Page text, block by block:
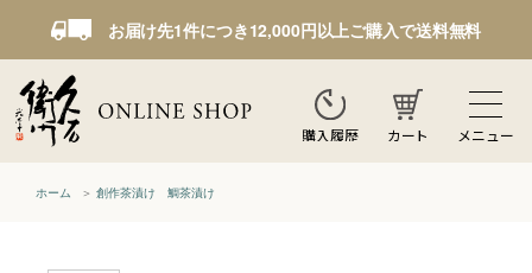
お届け先1件につき12,000円以上ご購入で送料無料
購入履歴 カート メニュー
ホーム 創作茶漬け 鯛茶漬け